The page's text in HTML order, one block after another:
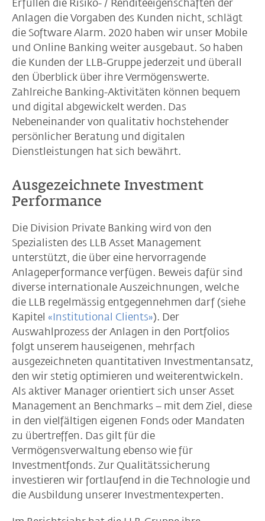
Erfüllen die Risiko- / Renditeeigenschaften der
Anlagen die Vorgaben des Kunden nicht, schlägt
die Software Alarm. 2020 haben wir unser Mobile
und Online Banking weiter ausgebaut. So haben
die Kunden der LLB-Gruppe jederzeit und überall
den Überblick über ihre Vermögenswerte.
Zahlreiche Banking-Aktivitäten können bequem
und digital abgewickelt werden. Das
Nebeneinander von qualitativ hochstehender
persönlicher Beratung und digitalen
Dienstleistungen hat sich bewährt.
Ausgezeichnete Investment
Performance
Die Division Private Banking wird von den
Spezialisten des LLB Asset Management
unterstützt, die über eine hervorragende
Anlageperformance verfügen. Beweis dafür sind
diverse internationale Auszeichnungen, welche
die LLB regelmässig entgegennehmen darf (siehe
Kapitel «Institutional Clients»). Der
Auswahlprozess der Anlagen in den Portfolios
folgt unserem hauseigenen, mehrfach
ausgezeichneten quantitativen Investmentansatz,
den wir stetig optimieren und weiterentwickeln.
Als aktiver Manager orientiert sich unser Asset
Management an Benchmarks – mit dem Ziel, diese
in den vielfältigen eigenen Fonds oder Mandaten
zu übertreffen. Das gilt für die
Vermögensverwaltung ebenso wie für
Investmentfonds. Zur Qualitätssicherung
investieren wir fortlaufend in die Technologie und
die Ausbildung unserer Investmentexperten.